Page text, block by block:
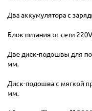
Два аккумулятора с
Блок питания от сети
Две диск-подошвы для
мм.
Диск-подошва с мягкой
мм.